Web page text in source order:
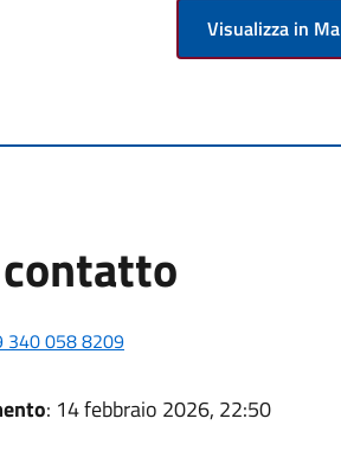
Visualizza in
340 058 8209
: 14 febbraio 2026, 22:50